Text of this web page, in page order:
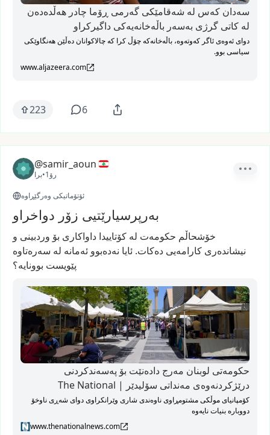
سەدان کەس لە شەقامێکی گەرمی ڕۆما چادر هەڵدەدەن
لە کاتی گرژی بەسەر باڵەخانەیەکی داگیرکراو
دوای ئەوەی ئاگر کەوتەوە، باڵەخانەکە چۆڵ کرا کە چالاکوانان دەڵێن هەنگاوێکی
سیاسی بوو.
www.aljazeera.com
223 6
@samir_aoun
برا• 1رۆ
ئۆتۆماتیکی وەرگێڕاوە
بەرپرسیارێتیی زۆر دواخراو
خۆشحاڵم حکومەت لە کۆتاییدا داواکاری بۆ وردبینی و
نیشاندەری کارامەیی دەکات. ئایا نەدەبوو ئەمانە لە سەرەتاوە
پێویست بوونایە؟
حکومەتی لوبنان مەرج دادەنێت بۆ پەسەندکردنی
درێژکردنەوەی مەنداتی سۆلیدێر | The National
کۆمپانیای موڵکی مشتومڕاوی ناوەندی شاری وێرانکراوی دوای شەڕی ناوخۆ
دووبارە بنیات نایەوە
www.thenationalnews.com